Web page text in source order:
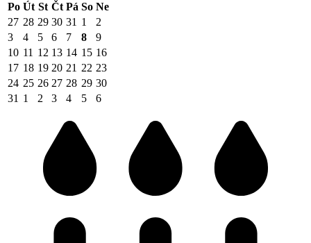
Po Út St Čt Pá So Ne
27 28 29 30 31 1
2
3
4 5 6 7 8
9
10 11 12 13 14 15 16
17 18 19 20 21 22 23
24 25 26 27 28 29 30
31 1 2 3 4 5 6